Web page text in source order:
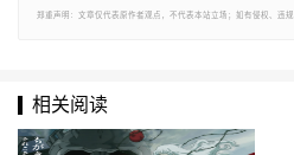
郑重声明：文章仅代表原作者观点，不代表本站立场；如有侵权、违
相关阅读